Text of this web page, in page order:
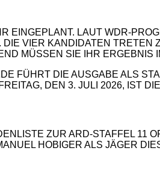
LAUT WDR-
VIER KANDIDATEN TRETEN
MÜSSEN SIE IHR ERGEBNIS
FÜHRT DIE AUSGABE ALS
DEN 3. JULI 2026, IST
ZUR ARD-STAFFEL 11
HOBIGER ALS JÄGER